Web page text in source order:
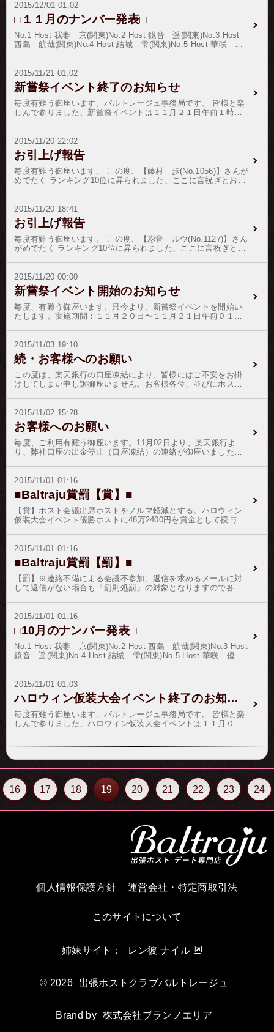
事務局は責任を負いかねます。・オマケのグレートがＵＰする
と、その下位のグレードのオマケも付いてきます。・オマケ
は、イベント終了時から１週間前後で郵送を開始致します。・
オマケの内容は、変更される場合があります。１本〜９本 ：ア
ロマ系のオマケ１０本〜４９本 ：小物・雑貨系のオマケ５０
本〜９９本 ：イベントや映画などのチケット系のオマケ１００
本〜４９９本 ：御食事券系のオマケ５００本〜９９９本 ：貴金
属やアクセサリー系のオマケ１０００本〜 ：シークレットなオ
マケ
2015/12/01 01:02
□１１月のナンバー発表□
No.1 Host 我妻 京(関東)No.2 Host 鏡音 遥(関東)No.3 Host
西島 航哉(関東)No.4 Host 結城 雫(関東)No.5 Host 華咲 優
東)No.10 Host 島田 龍一(関東)寒気きびしき折柄 あわただし
い師走となり、何かとご多用のことと存じますが、皆様には
益々のご健勝とお慶び申し上げます。三賢台（ＴＯＰ３）のホ
ストさんには益々のご健勝とご健康をお祈り申し上げ、大晦日
の記念品をご郵送致します。大晦日は、1年の最後の日で、大つ
ごもりともいわれます。日本では、年神を迎えることにちなむ
行事が行われます。※１２月２４日〜２５日にクリスマスイベ
ントを開催いたします。優勝ホストさんには、通常の還元に＋
３０％を賞金と致します。※ノルマ未達成者の降格処分は、い
きなりの降格の前にホストへの「メール確認」過程を追加致し
ます。※ノルマ制降格処分は現在、所属人数７０名前後をボー
ダーラインとして、ノルマ未達成者の成績達成率の悪い順から
適応致しております。心せわしい年の暮れを迎え、何かとご多
2015/11/21 01:02
新嘗祭イベント終了のお知らせ
毎度有難う御座います。バルトレージュ事務局です。 皆様と楽
しんで参りました、新嘗祭イベントは１１月２１日午前１時を
では、結果発表と参ります。イベントリボン総売上 ２８２８
０００円優勝ホスト賞金 ２８１１００円優勝我妻
京937本（２つ当選）２位鏡音 遥284本３位華咲 優雅265本
（１つ当選）４位西島 航哉247本（１つ当選）５位彩音 ルウ
247本（１つ当選）６位結城 雫180本７位日比野 真琴122本
８位北条 永遠100本９位藤村 歩100本10位島田 龍一77本
（２つ当選）11位美月 優吾57本（２つ当選）12位一橋 俊43
本（１つ当選）13位九条 優太35本（２つ当選）14位坂上 ユ
ウマ25本（１つ当選）15位神沢 蓮24本16位葛城 和哉20本17
位神代 優衣17本（１つ当選）18位夜空 速人15本（１つ当
選）19位愛沢 優10本20位美川 雷矢9本21位柊 忍 6
本22位進藤 渚5本（１つ当選）23位黒沢 ヒカル3本（１つ当
選）以上、有難う御座いました。
2015/11/20 22:02
お引上げ報告
毎度有難う御座います。 この度、【藤村 歩(No.1056)】さんが
めでたく ランキング10位に昇られました、ここに言祝ぎとお祝
証として、 【藤村 歩(No.1056)】さんをゴールド階級に昇格致
します。 お客様各位には、変わらぬご愛顧のほどを御願い申し
上げます。
2015/11/20 18:41
お引上げ報告
毎度有難う御座います。 この度、【彩音 ルウ(No.1127)】さん
がめでたく ランキング10位に昇られました、ここに言祝ぎとお
の証として、 【彩音 ルウ(No.1127)】さんをゴールド階級に昇
格致します。 お客様各位には、変わらぬご愛顧のほどを御願い
申し上げます。
2015/11/20 00:00
新嘗祭イベント開始のお知らせ
毎度、有難う御座います。只今より、新嘗祭イベントを開始い
たします。実施期間：１１月２０日〜１１月２１日午前０１時
細書（必要部分のみ）を写メで撮影してメール頂ければ付与致
します。※ 優勝ホストさんには、個人イベントリボン売上の
３０％を賞金として、進呈いたします。（同着複数の場合は頭
割りです）※ ホストさん個々のイベントリボンの総合計本数
に、「３」・「５」・「７」の数字が含まれていた場合、オマ
ケをホストさん宅へご郵送致します。・オマケの分配はホスト
さんに一任されます・クオリティは、３（一の位）＜５（一の
位）＜７（一の位）＜３（十の位）＜・・・、です。例（見
本）付与総数 ６本（内訳 ３本＆３本）
ハズレ付与総数 １２本（内訳 １０本＆２
本） ハズレ付与総数 １３本（内訳 ９本＆
１本） １つアタリ付与総数 ５７本（内訳 １
０本＆２０本＆２７本） ２つアタリ
2015/11/03 19:10
続・お客様へのお願い
この度は、楽天銀行の口座凍結により、皆様にはご不安をお掛
けしてしまい申し訳御座いません。お客様各位、並びにホスト
Ｑ：ホストさんの還元金に影響はありますか？Ａ：全く御座い
ません。ハロウィンリボンの還元におきましても、１１月０１
日午前０２時にはホストさんの還元を済ませておりますので、
支障は御座いませんでした。Ｑ：今後、ホストさんの還元に支
障は生じますか？Ａ：全く御座いません。楽天銀行の口座には
４１２円しか預金がない時点での凍結ですので、全く問題は御
座いません。そもそも「晒しの口座（ネット上で口座番号を公
開している口座）」には、現金を保管しておりませんので、ご
安心ください。（以前、大阪のアレ等が、民事訴訟を弊社に対
して起こし、弊社の資産を仮差押で凍結した”痛い経験”が御座い
ますから、それなりに勉強は致しております。Ｑ：マルサが来
たり、税務署が来たりしますか？Ａ：全く御座いません。楽天
銀行がぴよったことをしているだけですので、そのようなこと
は御座いません。リボン、紋章、あんしん指名のお支払いに、
ん。
2015/11/02 15:28
お客様へのお願い
毎度、ご利用有難う御座います。11月02日より、楽天銀行よ
り、弊社口座の出金停止（口座凍結）の連絡が御座いました。
者かが弊社口座を詐欺グループの使用のものと偽って連絡した
ようで御座います。従いまして、リボン・紋章、あんしん指名
のご入金は、「ＪＮＢ銀行」をご利用頂けます様お願い申し上
げます。この度は、ご迷惑をおかけしまして申し訳御座いませ
ん。
2015/11/01 01:16
■Baltraju賞罰【賞】■
【賞】ホスト会議出席ホストをノルマ軽減とする。ハロウィン
仮装大会イベント優勝ホストに48万2400円を賞金として授与す
2015/11/01 01:16
■Baltraju賞罰【罰】■
【罰】※連絡不備による会議不参加、返信を求めるメールに対
して返信がない場合も「罰則処罰」の対象となりますので各
2015/11/01 01:16
□10月のナンバー発表□
No.1 Host 我妻 京(関東)No.2 Host 西島 航哉(関東)No.3 Host
鏡音 遥(関東)No.4 Host 結城 雫(関東)No.5 Host 華咲 優雅
東)No.8 Host 九条 優太(関東)No.9 Host 日比野 真琴(関
東)No.10 Host 北条 永遠(関東)朝夕冷え込む季節になりました
が、皆様にはお健やかにお過ごしのこととお慶び申し上げま
す。三賢台（ＴＯＰ３）のホストさんには益々のご健勝とご健
康をお祈り申し上げ、新嘗祭の記念品をご郵送致します。新嘗
祭とは、古くから五穀の収穫を祝う風習がありました。その年
の収穫物は国家としてもそれからの一年を養う大切な蓄えとな
められたと伝えられております。※１１月２０日に新嘗祭イベ
ます。※ノルマ制降格処分は現在、所属人数７０名前後をボー
ダーラインとして、ノルマ未達成者の成績達成率の悪い順から
適応致しております。向寒のみぎり、お風邪にはお気をつけて
お過ごしください。
2015/11/01 01:03
ハロウィン仮装大会イベント終了のお知らせ
毎度有難う御座います。バルトレージュ事務局です。 皆様と楽
しんで参りました、ハロウィン仮装大会イベントは１１月０１
ました。 それでは、結果発表と参ります。優勝我妻 京1608本
２位西島 航哉557本３位鏡音 遥482本４位結城 雫383本５
位九条 優太242本６位華咲 優雅221本７位島田 龍一194本
８位日比野 真琴179本９位彩音 ルウ140本10位一ノ瀬 琥珀
130本イベントリボン総売り上げ ４８５６本優勝ホストさんに
は、４８万２４００円を副賞として贈呈いたします。本日は、
16 17 18 19 20 21 22 23 24
個人情報保護方針 運営会社・特定商取引法
このサイトについて
姉妹サイト： レン彼 ナイル
© 2026 出張ホストクラブバルトレージュ
Brand by 株式会社ブランノエリア